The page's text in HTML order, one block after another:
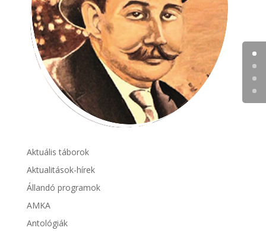
Aktuális táborok
Aktualitások-hírek
Állandó programok
AMKA
Antológiák